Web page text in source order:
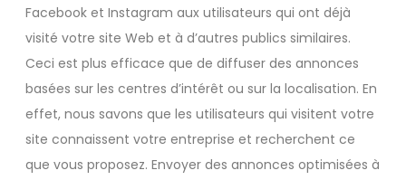
Facebook et Instagram aux utilisateurs qui ont déjà
visité votre site Web et à d’autres publics similaires.
Ceci est plus efficace que de diffuser des annonces
basées sur les centres d’intérêt ou sur la localisation. En
effet, nous savons que les utilisateurs qui visitent votre
site connaissent votre entreprise et recherchent ce
que vous proposez. Envoyer des annonces optimisées à